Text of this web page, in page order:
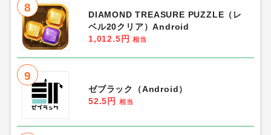
8
DIAMOND TREASURE PUZZLE（レ
ベル20クリア）Android
1,012.5円
相当
9
ゼブラック（Android）
52.5円
相当